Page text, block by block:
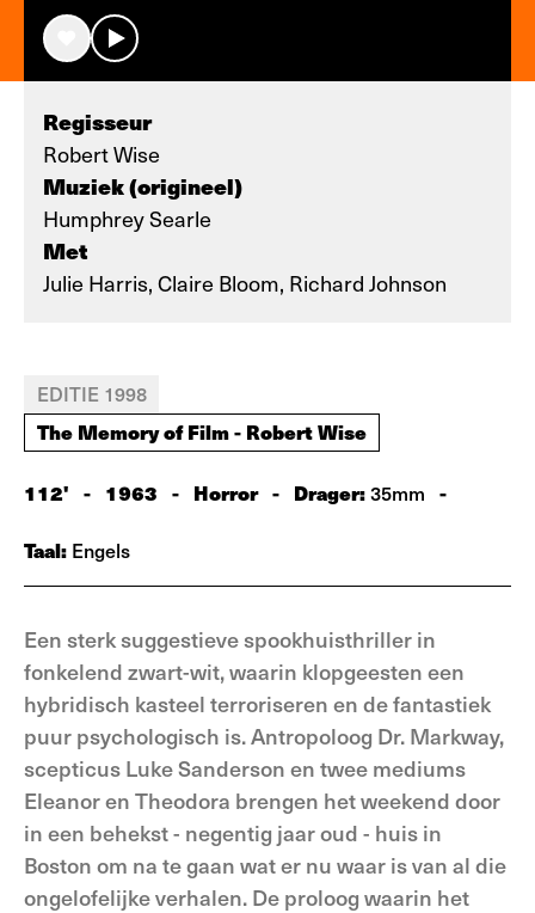
Regisseur
Robert Wise
Muziek (origineel)
Humphrey Searle
Met
Julie Harris, Claire Bloom, Richard Johnson
EDITIE 1998
The Memory of Film - Robert Wise
112' - 1963 - Horror - Drager:35mm -
Taal: Engels
Een sterk suggestieve spookhuisthriller in
fonkelend zwart-wit, waarin klopgeesten een
hybridisch kasteel terroriseren en de fantastiek
puur psychologisch is. Antropoloog Dr. Markway,
scepticus Luke Sanderson en twee mediums
Eleanor en Theodora brengen het weekend door
in een behekst - negentig jaar oud - huis in
Boston om na te gaan wat er nu waar is van al die
ongelofelijke verhalen. De proloog waarin het